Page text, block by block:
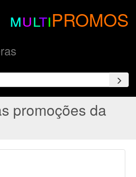
multiPROMOS
promoções da